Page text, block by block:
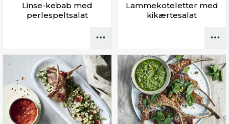
Linse-kebab med
perlespeltsalat
Lammekoteletter med
kikærtesalat